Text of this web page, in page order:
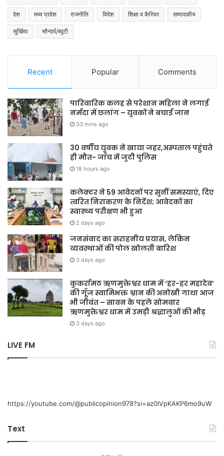
देश मध्य प्रदेश राजनीति विदेश शिक्षा व कैरियर सम्पादकीय
सुर्खिया सौन्दर्य/ब्यूटी
Recent Popular Comments
पारिवारिक कलह से परेशान महिला ने लगाई
नर्मदा में छलांग – युवकों ने बचाई जान
33 mins ago
30 वर्षीय युवक ने खाया जहर,अस्पताल पहुंचते
ही मौत- जाँच में जुटी पुलिस
18 hours ago
कलेक्टर ने 59 आवेदनों पर सुनीं समस्याएं, दिए
त्वरित निराकरण के निर्देश; आवेदकों का
स्वास्थ्य परीक्षण भी हुआ
2 days ago
जनसंवाद का सराहनीय प्रयास, लेकिन
व्यवस्थाओं की पोल खोलती बारिश
3 days ago
कुकर्रामठ ऋणमुक्तेश्वर धाम में ‘हर-हर महादेव’
की गूँज स्वामिभक्त श्वान की अनोखी गाथा आज
भी जीवंत – सावन के पहले सोमवार
ऋणमुक्तेश्वर धाम में उमड़ी श्रद्धालुओं की भीड़
3 days ago
LIVE FM
https://youtube.com/@publicopinion978?si=az0lVpKAKP6mo9uW
Text